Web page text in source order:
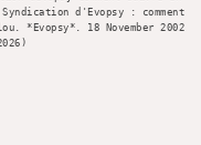
d'Evopsy : comment
*Evopsy*. 18 November 2002